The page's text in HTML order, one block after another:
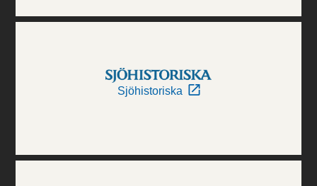
Sjöhistoriska